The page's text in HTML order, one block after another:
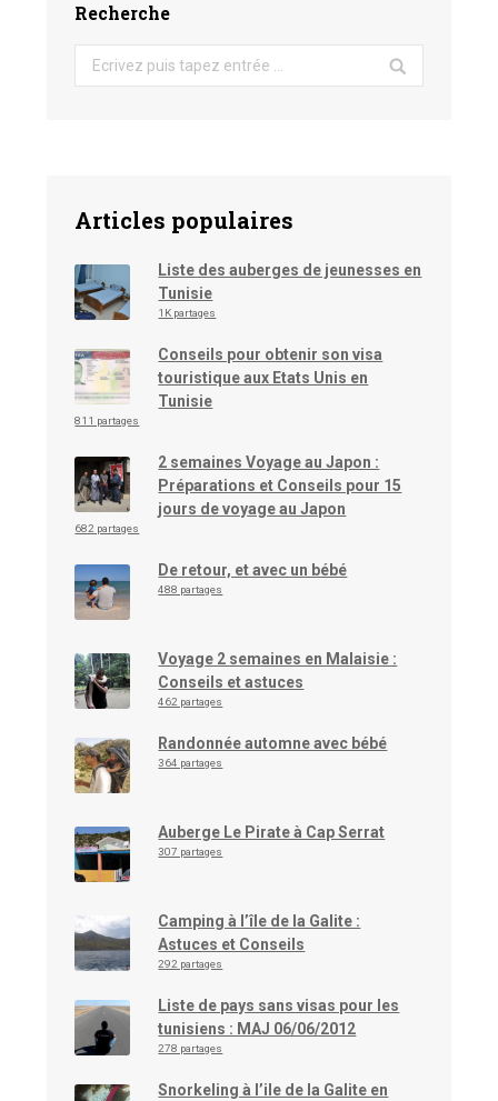
Recherche
Search:
Articles populaires
Liste des auberges de jeunesses en
Tunisie
1K partages
Conseils pour obtenir son visa
touristique aux Etats Unis en
Tunisie
811 partages
2 semaines Voyage au Japon :
Préparations et Conseils pour 15
jours de voyage au Japon
682 partages
De retour, et avec un bébé
488 partages
Voyage 2 semaines en Malaisie :
Conseils et astuces
462 partages
Randonnée automne avec bébé
364 partages
Auberge Le Pirate à Cap Serrat
307 partages
Camping à l’île de la Galite :
Astuces et Conseils
292 partages
Liste de pays sans visas pour les
tunisiens : MAJ 06/06/2012
278 partages
Snorkeling à l’ile de la Galite en